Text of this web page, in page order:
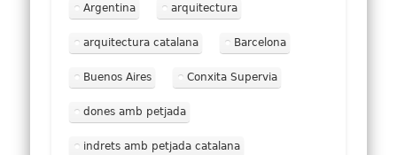
Argentina arquitectura
arquitectura catalana Barcelona
Buenos Aires Conxita Supervia
dones amb petjada
indrets amb petjada catalana